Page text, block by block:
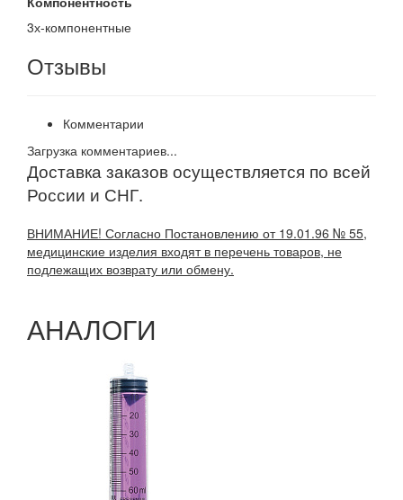
3х-компонентные
Отзывы
Комментарии
Загрузка комментариев...
Доставка заказов осуществляется по всей
России и СНГ.
ВНИМАНИЕ! Согласно Постановлению от 19.01.96 № 55,
медицинские изделия входят в перечень товаров, не
подлежащих возврату или обмену.
АНАЛОГИ